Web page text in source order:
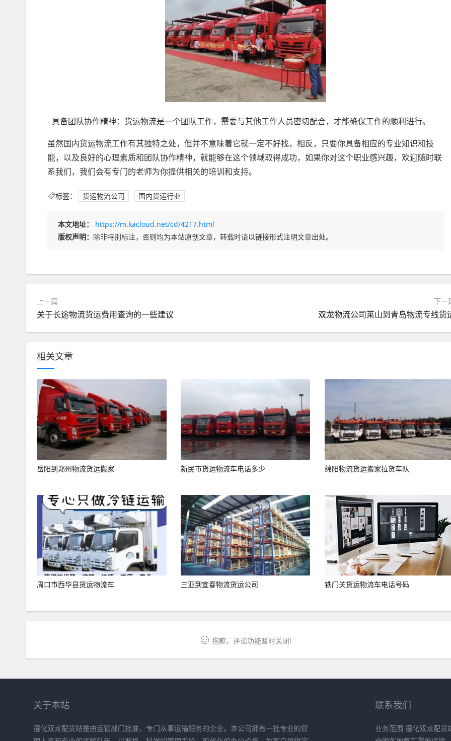
- 具备团队协作精神：货运物流是一个团队工作，需要与其他工作人员密切配合，才能确保工作的顺利进行。
虽然国内货运物流工作有其独特之处，但并不意味着它就一定不好找，相反，只要你具备相应的专业知识和技
能，以及良好的心理素质和团队协作精神，就能够在这个领域取得成功，如果你对这个职业感兴趣，欢迎随时联
系我们，我们会有专门的老师为你提供相关的培训和支持。
标签： 货运物流公司 国内货运行业
本文地址：
https://m.kacloud.net/cd/4217.html
版权声明： 除非特别标注，否则均为本站原创文章，转载时请以链接形式注明文章出处。
上一篇
关于长途物流货运费用查询的一些建议
下一
双龙物流公司莱山到青岛物流专线货
相关文章
岳阳到郑州物流货运搬家 新民市货运物流车电话多少 绵阳物流货运搬家拉货车队
周口市西华县货运物流车 三亚到宜春物流货运公司 铁门关货运物流车电话号码
抱歉，评论功能暂时关闭!
关于本站
遵化双龙配货站是由运管部门批准，专门从事运输服务的企业。本公司拥有一批专业的管
联系我们
业务范围 遵化双龙配货